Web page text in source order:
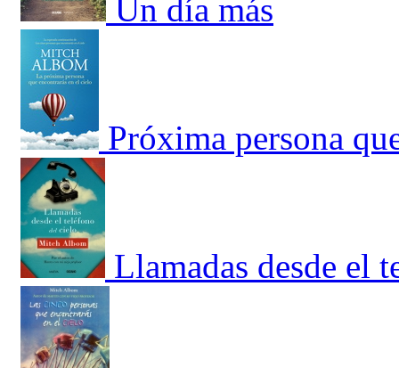
Un día más
Próxima persona
Llamadas desde el